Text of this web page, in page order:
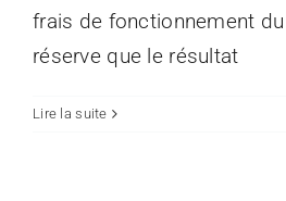
frais de fonctionnement du
réserve que le résultat
Lire la suite